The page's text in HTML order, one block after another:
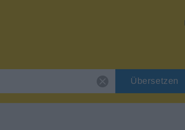
Übersetzen